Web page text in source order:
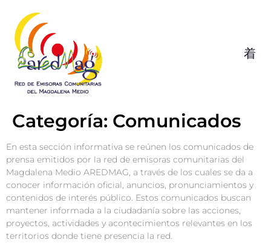
Categoría: Comunicados
En esta sección informativa se reúnen los comunicados de
prensa emitidos por la red de emisoras comunitarias del
Magdalena Medio AREDMAG, a través de los cuales se da a
conocer información oficial, anuncios, pronunciamientos y
contenidos de interés público. Estos comunicados buscan
mantener informada a la ciudadanía sobre las acciones,
proyectos, actividades y acontecimientos relevantes en los
territorios donde tiene presencia la red.